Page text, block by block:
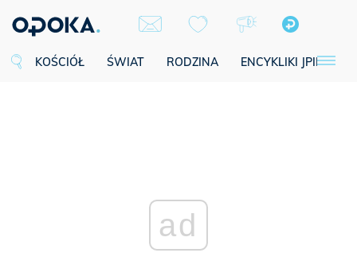
KOŚCIÓŁ ŚWIAT RODZINA ENCYKLIKI JPII
ad